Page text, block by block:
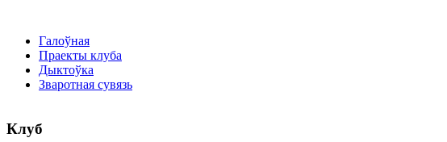
Галоўная
Праекты клуба
Дыктоўка
Зваротная сувязь
Клуб